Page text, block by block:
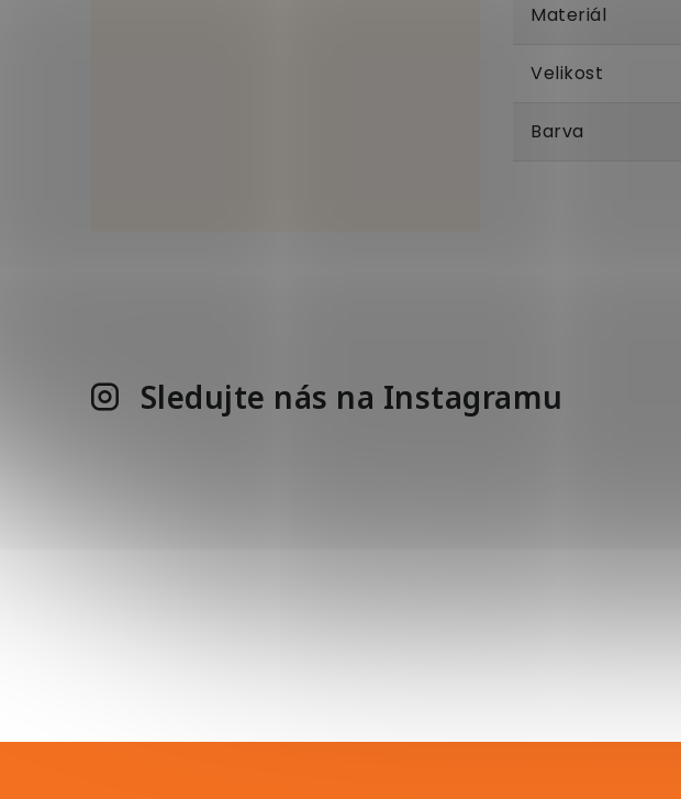
Materiál
Velikost
Barva
Sledujte nás na Instagramu